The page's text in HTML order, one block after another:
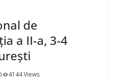
de
a II-a, 3-4
4144 Views